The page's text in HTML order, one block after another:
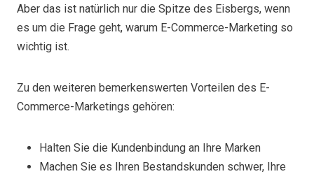
Aber das ist natürlich nur die Spitze des Eisbergs, wenn
es um die Frage geht, warum E-Commerce-Marketing so
wichtig ist.
Zu den weiteren bemerkenswerten Vorteilen des E-
Commerce-Marketings gehören:
Halten Sie die Kundenbindung an Ihre Marken
Machen Sie es Ihren Bestandskunden schwer, Ihre